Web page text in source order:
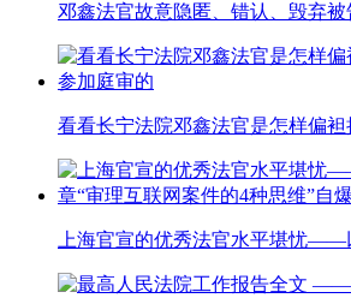
邓鑫法官故意隐匿、错认、毁弃被
看看长宁法院邓鑫法官是怎样偏袒
上海官宣的优秀法官水平堪忧——